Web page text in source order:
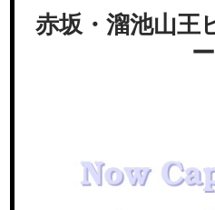
赤坂・溜池山王
ー